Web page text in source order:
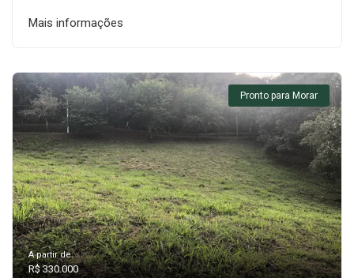
Mais informações
Pronto para Morar
A partir de:
R$ 330.000